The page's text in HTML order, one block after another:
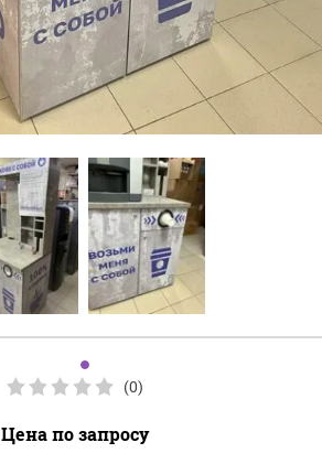
(0)
Цена по запросу